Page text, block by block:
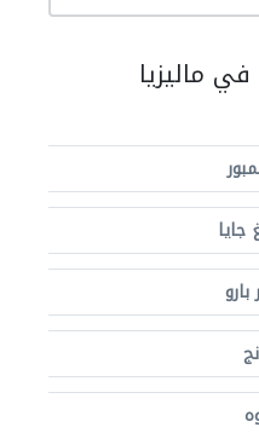
ماليزيا
جايا